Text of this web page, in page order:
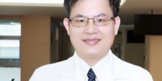
無限可能 12:00
椅 爸爸「筋歡喜」 18:00
要注意 13:00